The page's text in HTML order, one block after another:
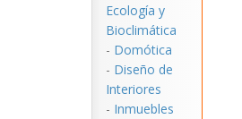
Ecologí­a y
Bioclimática
- Domótica
- Diseño de
Interiores
- Inmuebles